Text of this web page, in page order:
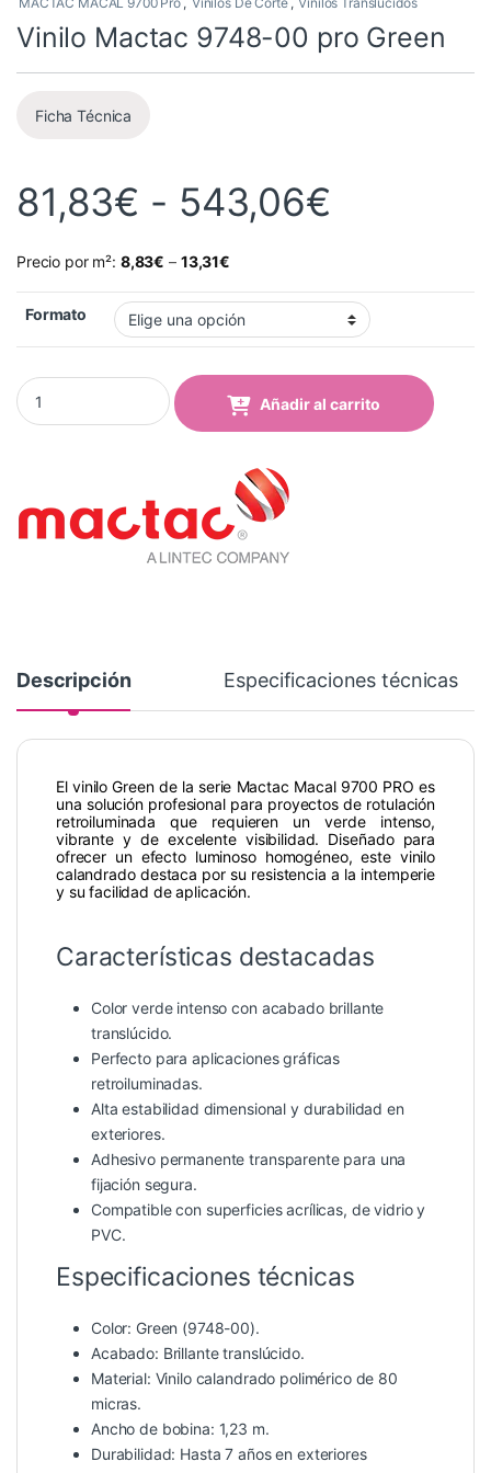
Vinilo Mactac 9748-00 pro Green
Ficha Técnica
81,83€ - 543,06€
Precio por m²: 8,83€ – 13,31€
Formato
Vinilo Mactac 9748-00 pro Green quantity
Añadir al carrito
Descripción Especificaciones técnicas
El vinilo Green de la serie Mactac Macal 9700 PRO es
una solución profesional para proyectos de rotulación
retroiluminada que requieren un verde intenso,
vibrante y de excelente visibilidad. Diseñado para
ofrecer un efecto luminoso homogéneo, este vinilo
calandrado destaca por su resistencia a la intemperie
y su facilidad de aplicación.
Características destacadas
Color verde intenso con acabado brillante
translúcido.
Perfecto para aplicaciones gráficas
retroiluminadas.
Alta estabilidad dimensional y durabilidad en
exteriores.
Adhesivo permanente transparente para una
fijación segura.
Compatible con superficies acrílicas, de vidrio y
PVC.
Especificaciones técnicas
Color: Green (9748-00).
Acabado: Brillante translúcido.
Material: Vinilo calandrado polimérico de 80
micras.
Ancho de bobina: 1,23 m.
Durabilidad: Hasta 7 años en exteriores